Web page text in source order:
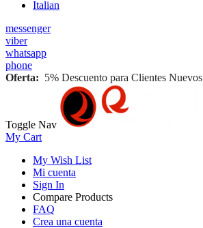
Italian
messenger
viber
whatsapp
phone
Oferta: 5% Descuento para Clientes Nuevos
Toggle Nav
My Cart
My Wish List
Mi cuenta
Sign In
Compare Products
FAQ
Crea una cuenta